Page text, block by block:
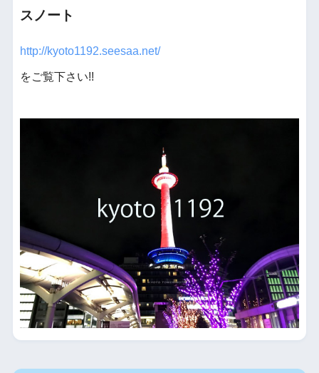
スノート
http://kyoto1192.seesaa.net/
をご覧下さい!!